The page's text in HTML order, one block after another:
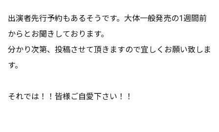
出演者先行予約もあるそうです。大体一般発売の1週間前
からとお聞きしております。
分かり次第、投稿させて頂きますので宜しくお願い致しま
す。
それでは！！皆様ご自愛下さい！！